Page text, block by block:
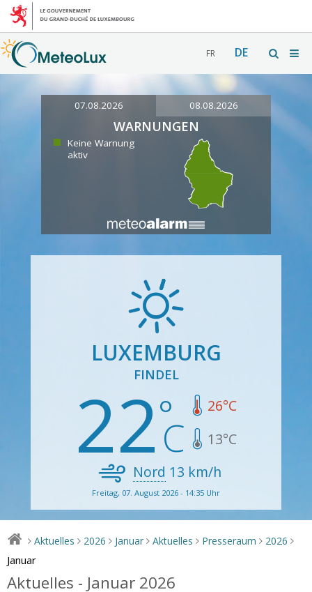
FR DE
07.08.2026 08.08.2026
WARNUNGEN
Keine Warnung
aktiv
LUXEMBURG
FINDEL
22 26°C
13°C
Nord 13 km/h
Freitag, 07. August 2026 - 14:35 Uhr
> Aktuelles > 2026 > Januar > Aktuelles > Presseraum > 2026 >
Januar
Aktuelles - Januar 2026